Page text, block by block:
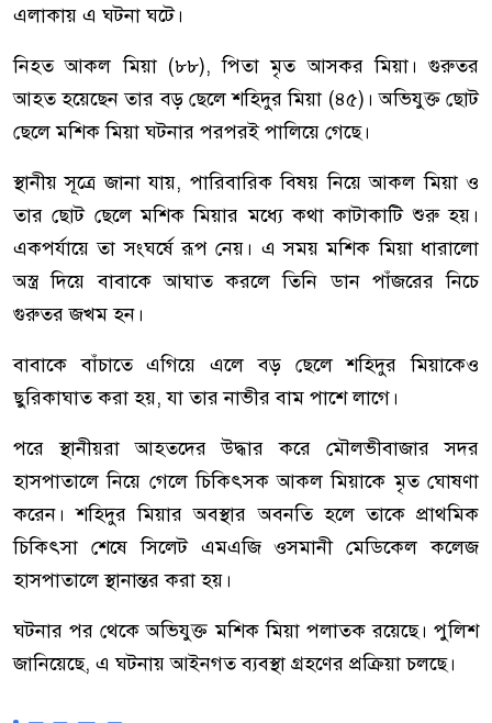
এলাকায় এ ঘটনা ঘটে।
নিহত আকল মিয়া (৮৮), পিতা মৃত আসকর মিয়া। গুরুতর
আহত হয়েছেন তার বড় ছেলে শহিদুর মিয়া (৪৫)। অভিযুক্ত ছোট
ছেলে মশিক মিয়া ঘটনার পরপরই পালিয়ে গেছে।
স্থানীয় সূত্রে জানা যায়, পারিবারিক বিষয় নিয়ে আকল মিয়া ও
তার ছোট ছেলে মশিক মিয়ার মধ্যে কথা কাটাকাটি শুরু হয়।
একপর্যায়ে তা সংঘর্ষে রূপ নেয়। এ সময় মশিক মিয়া ধারালো
অস্ত্র দিয়ে বাবাকে আঘাত করলে তিনি ডান পাঁজরের নিচে
গুরুতর জখম হন।
বাবাকে বাঁচাতে এগিয়ে এলে বড় ছেলে শহিদুর মিয়াকেও
ছুরিকাঘাত করা হয়, যা তার নাভীর বাম পাশে লাগে।
পরে স্থানীয়রা আহতদের উদ্ধার করে মৌলভীবাজার সদর
হাসপাতালে নিয়ে গেলে চিকিৎসক আকল মিয়াকে মৃত ঘোষণা
করেন। শহিদুর মিয়ার অবস্থার অবনতি হলে তাকে প্রাথমিক
চিকিৎসা শেষে সিলেট এমএজি ওসমানী মেডিকেল কলেজ
হাসপাতালে স্থানান্তর করা হয়।
ঘটনার পর থেকে অভিযুক্ত মশিক মিয়া পলাতক রয়েছে। পুলিশ
জানিয়েছে, এ ঘটনায় আইনগত ব্যবস্থা গ্রহণের প্রক্রিয়া চলছে।